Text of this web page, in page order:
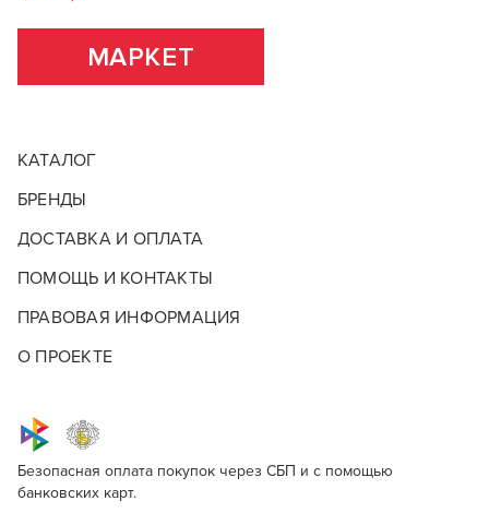
МАРКЕТ
КАТАЛОГ
БРЕНДЫ
ДОСТАВКА И ОПЛАТА
ПОМОЩЬ И КОНТАКТЫ
ПРАВОВАЯ ИНФОРМАЦИЯ
О ПРОЕКТЕ
Безопасная оплата покупок через СБП и с помощью
банковских карт.
ОКИСЛИТЕЛИ KAPOUS PROFESSIONAL
Окислители Kapous Professional
Опишите, что бы вы хотели видеть в